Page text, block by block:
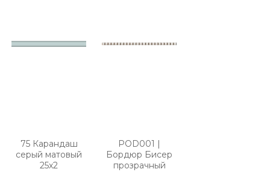
75 Карандаш
серый матовый
25х2
POD001 |
Бордюр Бисер
прозрачный